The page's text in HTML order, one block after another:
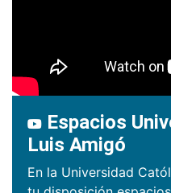
Espacios
Luis Amigó
En la Universidad